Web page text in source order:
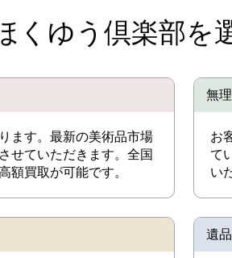
くゆう倶楽部を
ます。最新の美術品市場
せていただきます。全国
額買取が可能です。
無
お
て
い
遺